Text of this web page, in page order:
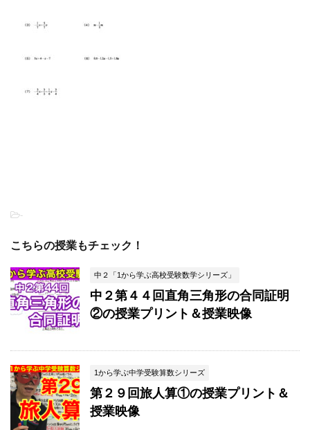
-
こちらの授業もチェック！
中２「1から学ぶ高校受験数学シリーズ」
中２第４４回直角三角形の合同証明
②の授業プリント＆授業映像
1から学ぶ中学受験算数シリーズ
第２９回旅人算①の授業プリント＆
授業映像